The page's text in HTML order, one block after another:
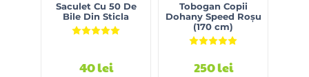
Saculet Cu 50 De
Bile Din Sticla
40lei
Tobogan Copii
Dohany Speed Roșu
(170 cm)
250lei